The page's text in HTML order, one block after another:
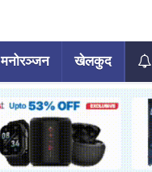
मनोरञ्जन खेलकुद